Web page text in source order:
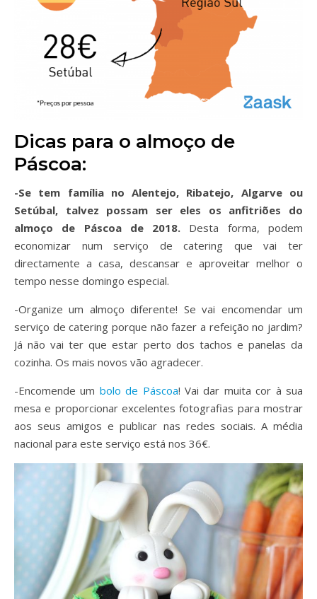
Dicas para o almoço de
Páscoa:
-Se tem família no Alentejo, Ribatejo, Algarve ou
Setúbal, talvez possam ser eles os anfitriões do
almoço de Páscoa de 2018. Desta forma, podem
economizar num serviço de catering que vai ter
directamente a casa, descansar e aproveitar melhor o
tempo nesse domingo especial.
-Organize um almoço diferente! Se vai encomendar um
serviço de catering porque não fazer a refeição no jardim?
Já não vai ter que estar perto dos tachos e panelas da
cozinha. Os mais novos vão agradecer.
-Encomende um bolo de Páscoa! Vai dar muita cor à sua
mesa e proporcionar excelentes fotografias para mostrar
aos seus amigos e publicar nas redes sociais. A média
nacional para este serviço está nos 36€.